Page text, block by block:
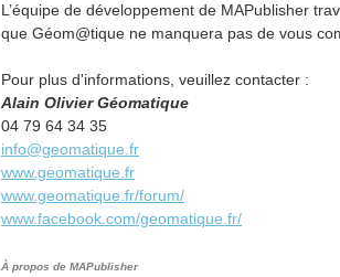
L’équipe de développement de MAPublisher
que Géom@tique ne manquera pas de vous
Pour plus d'informations, veuillez contacter :
Alain Olivier Géomatique
04 79 64 34 35
info@geomatique.fr
www.geomatique.fr
www.geomatique.fr/forum/
www.facebook.com/geomatique.fr/
À propos de MAPublisher